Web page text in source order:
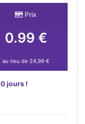
Prix
0.99 €
au lieu de 24,99 €
jours !